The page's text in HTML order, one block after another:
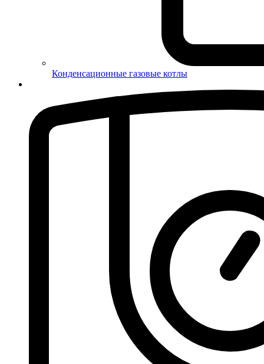
Конденсационные газовые котлы